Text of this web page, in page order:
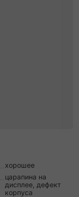
хорошее
царапина на
дисплее, дефект
корпуса